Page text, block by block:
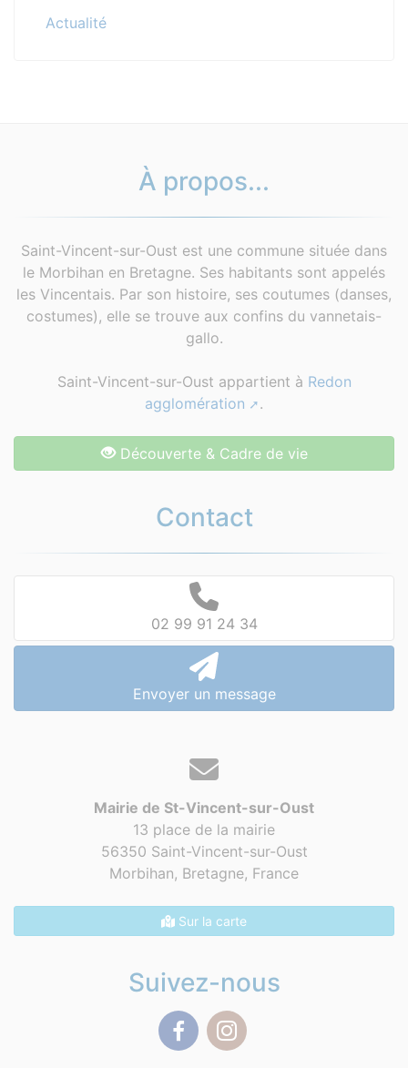
Actualité
À propos...
Saint-Vincent-sur-Oust est une commune située dans
le Morbihan en Bretagne. Ses habitants sont appelés
les Vincentais. Par son histoire, ses coutumes (danses,
costumes), elle se trouve aux confins du vannetais-
gallo.
Saint-Vincent-sur-Oust appartient à Redon
agglomération
.
Découverte & Cadre de vie
Contact
02 99 91 24 34
Envoyer un message
Mairie de St-Vincent-sur-Oust
13 place de la mairie
56350 Saint-Vincent-sur-Oust
Morbihan, Bretagne, France
Sur la carte
Suivez-nous